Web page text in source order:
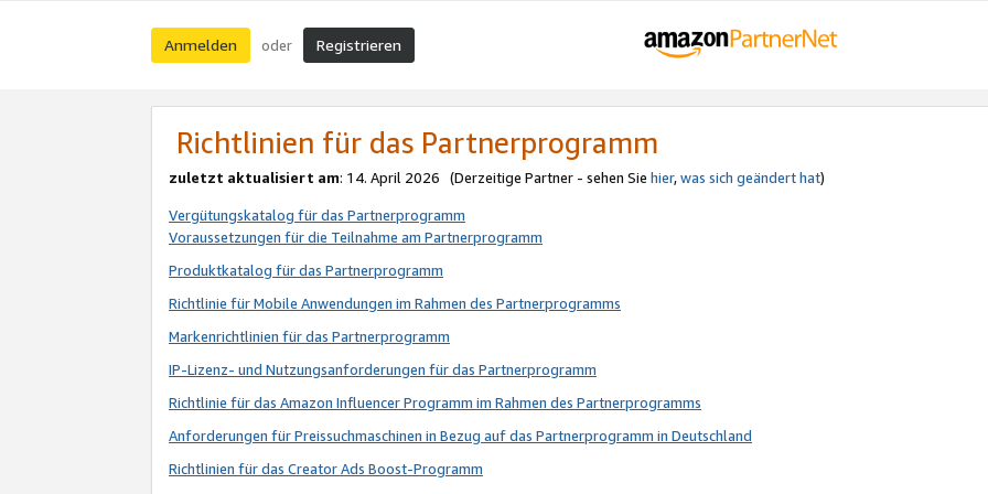
Anmelden oder Registrieren
Richtlinien für das Partnerprogramm
zuletzt aktualisiert am: 14. April 2026 (Derzeitige Partner - sehen Sie hier,was sich geändert hat)
Vergütungskatalog für das Partnerprogramm
Voraussetzungen für die Teilnahme am Partnerprogramm
Produktkatalog für das Partnerprogramm
Richtlinie für Mobile Anwendungen im Rahmen des Partnerprogramms
Markenrichtlinien für das Partnerprogramm
IP-Lizenz- und Nutzungsanforderungen für das Partnerprogramm
Richtlinie für das Amazon Influencer Programm im Rahmen des Partnerprogramms
Anforderungen für Preissuchmaschinen in Bezug auf das Partnerprogramm in Deutschland
Richtlinien für das Creator Ads Boost-Programm